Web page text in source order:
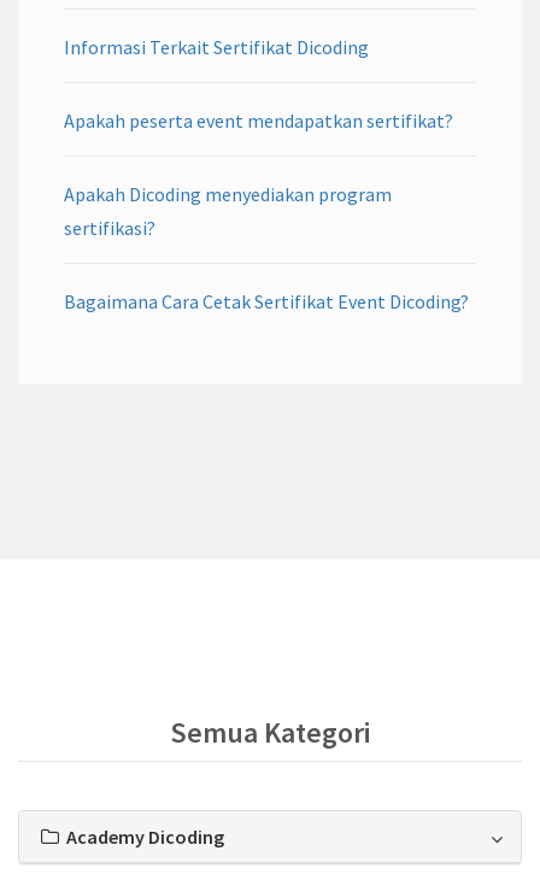
Informasi Terkait Sertifikat Dicoding
Apakah peserta event mendapatkan sertifikat?
Apakah Dicoding menyediakan program
sertifikasi?
Bagaimana Cara Cetak Sertifikat Event Dicoding?
Semua Kategori
Academy Dicoding